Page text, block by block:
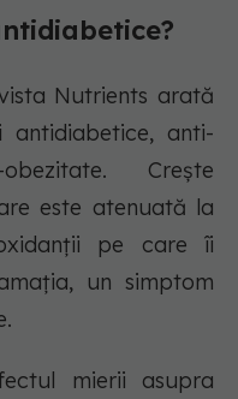
Nutrients arată
anti-
Crește
este atenuată la
pe care îi
un simptom
mierii asupra